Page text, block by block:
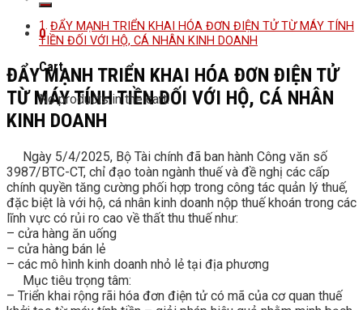
0
Cart
No products in the cart.
ĐẨY MẠNH TRIỂN KHAI HÓA ĐƠN ĐIỆN TỬ TỪ MÁY TÍNH
TIỀN ĐỐI VỚI HỘ, CÁ NHÂN KINH DOANH
ĐẨY MẠNH TRIỂN KHAI HÓA ĐƠN ĐIỆN TỬ
TỪ MÁY TÍNH TIỀN ĐỐI VỚI HỘ, CÁ NHÂN
KINH DOANH
Ngày 5/4/2025, Bộ Tài chính đã ban hành Công văn số
3987/BTC-CT, chỉ đạo toàn ngành thuế và đề nghị các cấp
chính quyền tăng cường phối hợp trong công tác quản lý thuế,
đặc biệt là với hộ, cá nhân kinh doanh nộp thuế khoán trong các
lĩnh vực có rủi ro cao về thất thu thuế như:
– cửa hàng ăn uống
– cửa hàng bán lẻ
– các mô hình kinh doanh nhỏ lẻ tại địa phương
Mục tiêu trọng tâm:
– Triển khai rộng rãi hóa đơn điện tử có mã của cơ quan thuế